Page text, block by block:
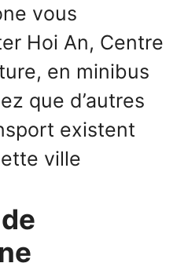
vous
Hoi An, Centre
en minibus
que d’autres
existent
ville